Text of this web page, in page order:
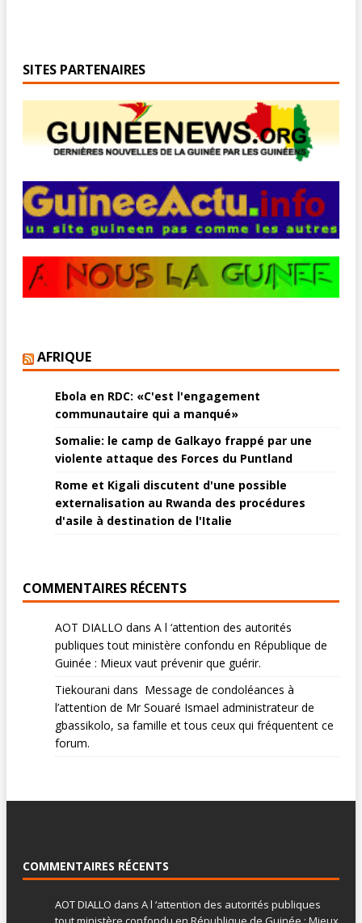
SITES PARTENAIRES
AFRIQUE
Ebola en RDC: «C'est l'engagement
communautaire qui a manqué»
Somalie: le camp de Galkayo frappé par une
violente attaque des Forces du Puntland
Rome et Kigali discutent d'une possible
externalisation au Rwanda des procédures
d'asile à destination de l'Italie
COMMENTAIRES RÉCENTS
AOT DIALLO dans A l ‘attention des autorités
publiques tout ministère confondu en République de
Guinée : Mieux vaut prévenir que guérir.
Tiekourani dans Message de condoléances à
l’attention de Mr Souaré Ismael administrateur de
gbassikolo, sa famille et tous ceux qui fréquentent ce
forum.
COMMENTAIRES RÉCENTS
AOT DIALLO dans A l ‘attention des autorités publiques